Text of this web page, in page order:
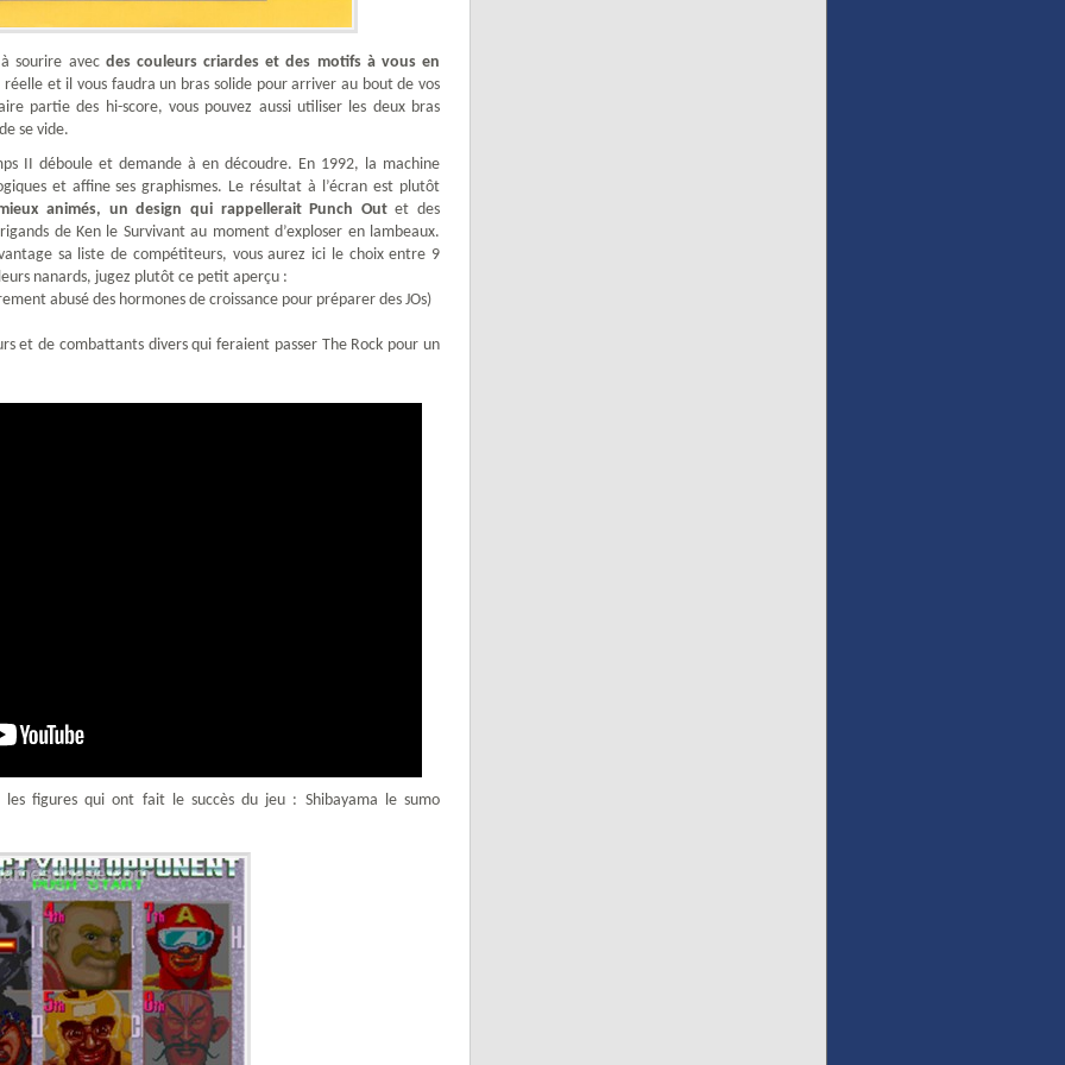
sourire avec des couleurs criardes et des motifs à vous en
et il vous faudra un bras solide pour arriver au bout de vos
partie des hi-score, vous pouvez aussi utiliser les deux bras
se vide.
II déboule et demande à en découdre. En 1992, la machine
et affine ses graphismes. Le résultat à l’écran est plutôt
animés, un design qui rappellerait Punch Outet des
de Ken le Survivant au moment d’exploser en lambeaux.
sa liste de compétiteurs, vous aurez ici le choix entre 9
nanards, jugez plutôt ce petit aperçu :
abusé des hormones de croissance pour préparer des JOs)
et de combattants divers qui feraient passer The Rock pour un
figures qui ont fait le succès du jeu : Shibayama le sumo